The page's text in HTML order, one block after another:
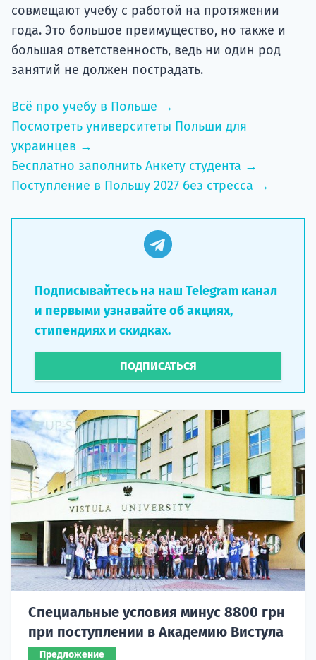
совмещают учебу с работой на протяжении
года. Это большое преимущество, но также и
большая ответственность, ведь ни один род
занятий не должен пострадать.
Всё про учебу в Польше →
Посмотреть университеты Польши для
украинцев →
Бесплатно заполнить Анкету студента →
Поступление в Польшу 2027 без стресса →
Подписывайтесь на наш Telegram канал
и первыми узнавайте об акциях,
стипендиях и скидках.
ПОДПИСАТЬСЯ
Специальные условия минус 8800 грн
при поступлении в Академию Вистула
Предложение